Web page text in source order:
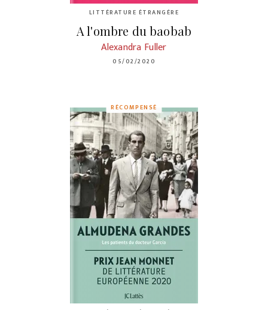
LITTÉRATURE ÉTRANGÈRE
A l'ombre du baobab
Alexandra Fuller
05/02/2020
RÉCOMPENSÉ